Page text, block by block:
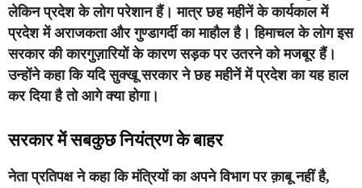
लेकिन प्रदेश के लोग परेशान हैं। मात्र छह महीनें के कार्यकाल में
प्रदेश में अराजकता और गुण्डागर्दी का माहौल है। हिमाचल के लोग इस
सरकार की कारगुज़ारियों के कारण सड़क पर उतरने को मजबूर हैं।
उन्होंने कहा कि यदि सुक्खू सरकार ने छह महीनें में प्रदेश का यह हाल
कर दिया है तो आगे क्या होगा।
सरकार में सबकुछ नियंत्रण के बाहर
नेता प्रतिपक्ष ने कहा कि मंत्रियों का अपने विभाग पर क़ाबू नहीं है,